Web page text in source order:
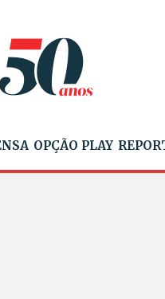
OPÇÃO PLAY